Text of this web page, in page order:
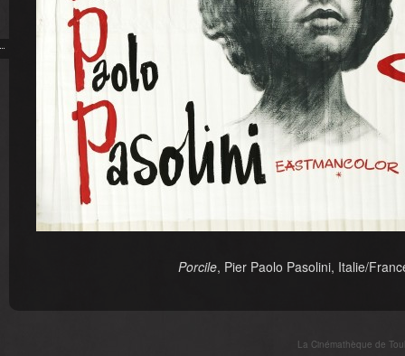
Porcile, Pier Paolo Pasolini, Italie/
La Cinémathèque de